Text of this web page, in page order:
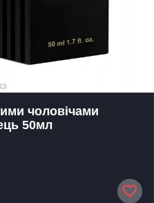
чоловічами
50мл